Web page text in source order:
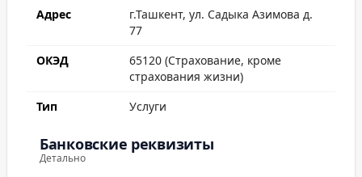
Адрес
г.Ташкент, ул. Садыка Азимова д.
77
ОКЭД
65120 (Страхование, кроме
страхования жизни)
Тип
Услуги
Банковские реквизиты
Детально